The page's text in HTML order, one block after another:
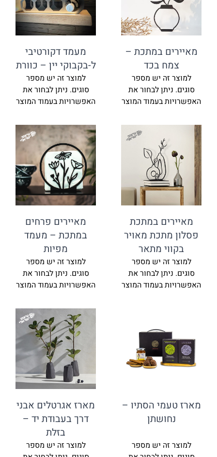
מאיירים במתכת –
צמח בכד
למוצר זה יש מספר
סוגים. ניתן לבחור את
האפשרויות בעמוד המוצר
מעמד דקורטיבי
ל-בקבוקי יין – כוורת
למוצר זה יש מספר
סוגים. ניתן לבחור את
האפשרויות בעמוד המוצר
מאיירים במתכת
פסלון מתכת מאויר
בקווי מתאר
למוצר זה יש מספר
סוגים. ניתן לבחור את
האפשרויות בעמוד המוצר
מאיירים פרחים
במתכת – מעמד
מפיות
למוצר זה יש מספר
סוגים. ניתן לבחור את
האפשרויות בעמוד המוצר
מארז טעמי הסתיו –
נחושתן
למוצר זה יש מספר
מארז אגרטלים אבני
דרך בעבודת יד –
בזלת
למוצר זה יש מספר